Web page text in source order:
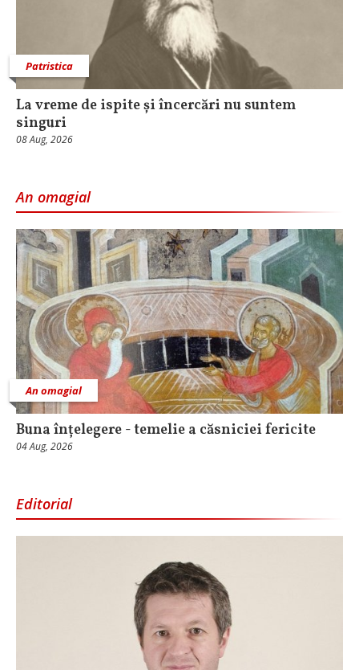
Patristica
La vreme de ispite și încercări nu suntem
singuri
08 Aug, 2026
An omagial
An omagial
Buna înțelegere - temelie a căsniciei fericite
04 Aug, 2026
Editorial